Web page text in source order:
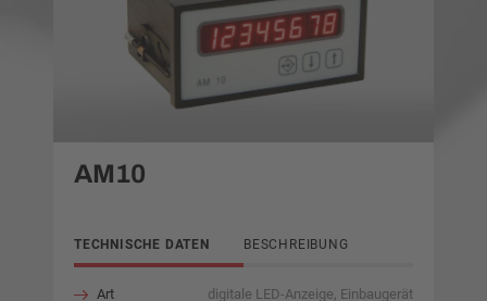
AM10
TECHNISCHE DATEN BESCHREIBUNG
Art digitale LED-Anzeige, Einbaugerät